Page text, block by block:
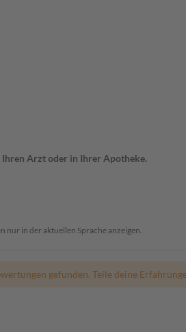
Ihren Arzt oder in Ihrer Apotheke.
nur in der aktuellen Sprache anzeigen.
gefunden. Teile deine